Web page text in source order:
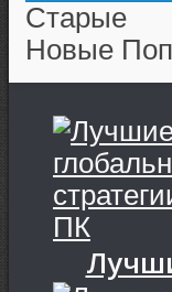
Старые
Новые